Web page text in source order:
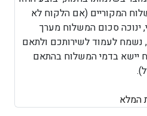
המקוריים (אם הלקוח לא
ינוכה סכום המשלוח מערך
לעמוד לשירותכם ולתאם
יישא בדמי המשלוח בהתאם
המלא